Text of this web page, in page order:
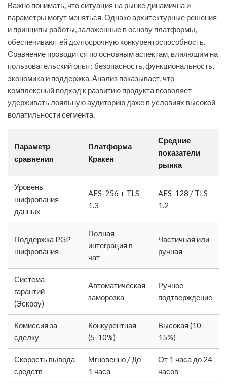
Важно понимать, что ситуация на рынке динамична и
параметры могут меняться. Однако архитектурные решения
и принципы работы, заложенные в основу платформы,
обеспечивают ей долгосрочную конкурентоспособность.
Сравнение проводится по основным аспектам, влияющим на
пользовательский опыт: безопасность, функциональность,
экономика и поддержка. Анализ показывает, что
комплексный подход к развитию продукта позволяет
удерживать лояльную аудиторию даже в условиях высокой
волатильности сегмента.
Параметр
сравнения
Платформа
Кракен
Средние
показатели
рынка
Уровень
шифрования
данных
AES-256 + TLS
1.3
AES-128 / TLS
1.2
Поддержка PGP
шифрования
Полная
интеграция в
чат
Частичная или
ручная
Система
гарантий
(Эскроу)
Автоматическая
заморозка
Ручное
подтверждение
Комиссия за
сделку
Конкурентная
(5-10%)
Высокая (10-
15%)
Скорость вывода
средств
Мгновенно / До
1 часа
От 1 часа до 24
часов